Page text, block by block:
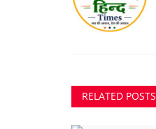
RELATED POSTS